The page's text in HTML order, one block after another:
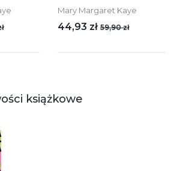
Mary Margaret Kaye
44,93 zł 59,90 zł
książkowe